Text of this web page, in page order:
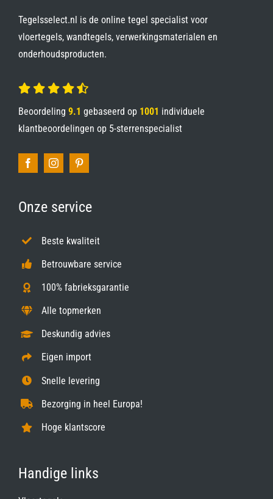
Tegelsselect.nl is de online tegel specialist voor
vloertegels, wandtegels, verwerkingsmaterialen en
onderhoudsproducten.
Beoordeling 9.1 gebaseerd op 1001 individuele
klantbeoordelingen op 5-sterrenspecialist
Onze service
Beste kwaliteit
Betrouwbare service
100% fabrieksgarantie
Alle topmerken
Deskundig advies
Eigen import
Snelle levering
Bezorging in heel Europa!
Hoge klantscore
Handige links